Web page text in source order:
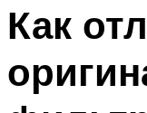
Меню
Как